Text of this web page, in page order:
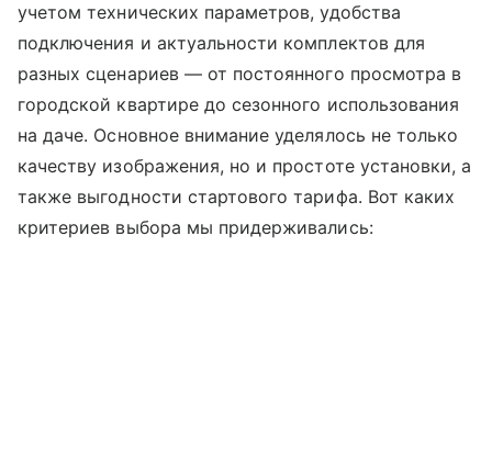
учетом технических параметров, удобства
подключения и актуальности комплектов для
разных сценариев — от постоянного просмотра в
городской квартире до сезонного использования
на даче. Основное внимание уделялось не только
качеству изображения, но и простоте установки, а
также выгодности стартового тарифа. Вот каких
критериев выбора мы придерживались: